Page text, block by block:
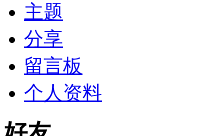
主题
分享
留言板
个人资料